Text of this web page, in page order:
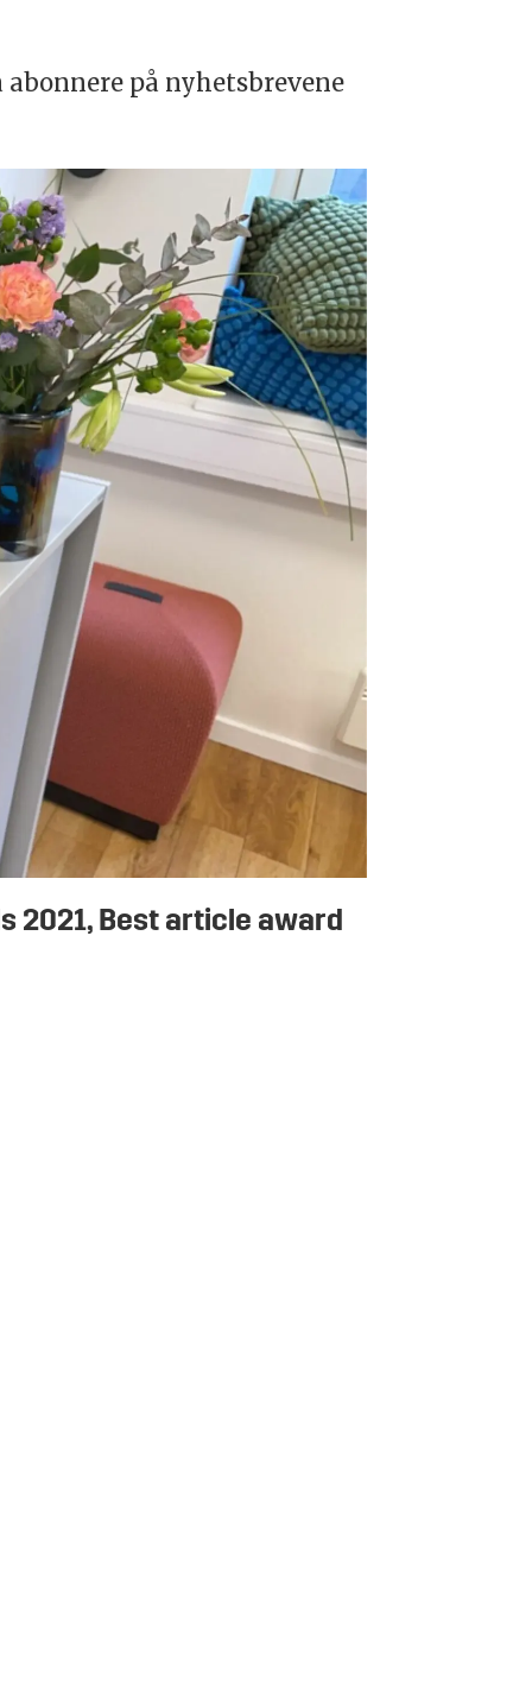
abonnere på nyhetsbrevene
2021, Best article award